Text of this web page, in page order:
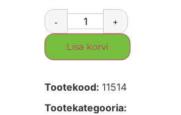
- +
Lisa korvi
Tootekood: 11514
Tootekategooria: